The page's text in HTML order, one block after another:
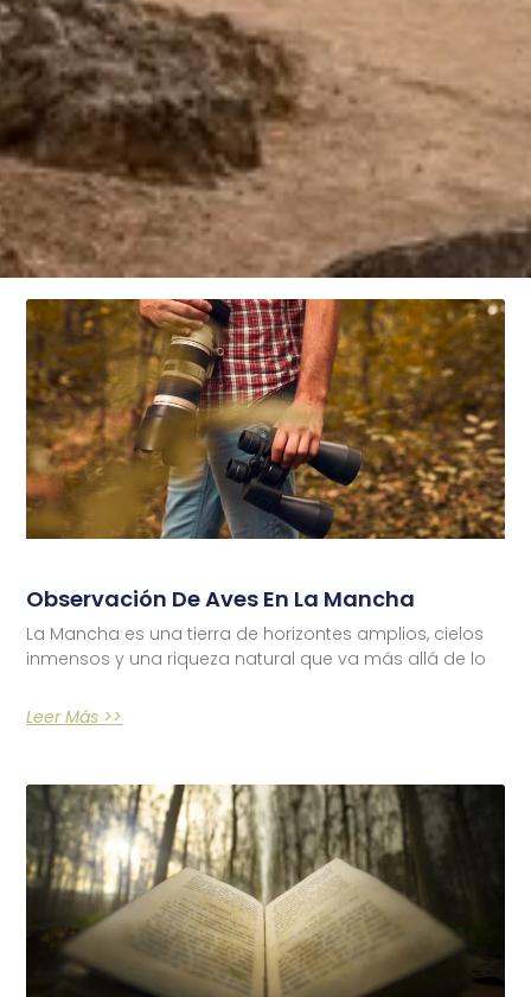
Observación De Aves En La Mancha
La Mancha es una tierra de horizontes amplios, cielos
inmensos y una riqueza natural que va más allá de lo
Leer Más >>